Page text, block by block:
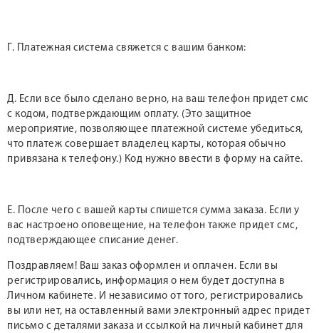
Г. Платежная система свяжется с вашим банком:
Д. Если все было сделано верно, на ваш телефон придет смс
с кодом, подтверждающим оплату. (Это защитное
мероприятие, позволяющее платежной системе убедиться,
что платеж совершает владелец карты, которая обычно
привязана к телефону.) Код нужно ввести в форму на сайте.
Е. После чего с вашей карты спишется сумма заказа. Если у
вас настроено оповещение, на телефон также придет смс,
подтверждающее списание денег.
Поздравляем! Ваш заказ оформлен и оплачен. Если вы
регистрировались, информация о нем будет доступна в
Личном кабинете. И независимо от того, регистрировались
вы или нет, на оставленный вами электронный адрес придет
письмо с деталями заказа и ссылкой на личный кабинет для